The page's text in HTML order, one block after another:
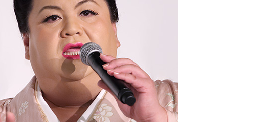
「MOBIUZ EX271QMZ」など3機種他
Powered by livedoor 相互RSS